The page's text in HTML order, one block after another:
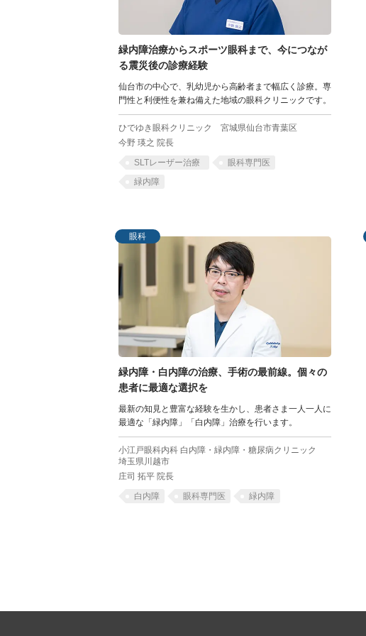
緑内障治療からスポーツ眼科まで、今につなが
る震災後の診療経験
仙台市の中心で、乳幼児から高齢者まで幅広く診療。専
門性と利便性を兼ね備えた地域の眼科クリニックです。
ひでゆき眼科クリニック 宮城県仙台市青葉区
今野 瑛之 院長
SLTレーザー治療
眼科専門医
緑内障
眼科
緑内障・白内障の治療、手術の最前線。個々の
患者に最適な選択を
最新の知見と豊富な経験を生かし、患者さま一人一人に
最適な「緑内障」「白内障」治療を行います。
小江戸眼科内科 白内障・緑内障・糖尿病クリニック
埼玉県川越市
庄司 拓平 院長
白内障
眼科専門医 緑内障